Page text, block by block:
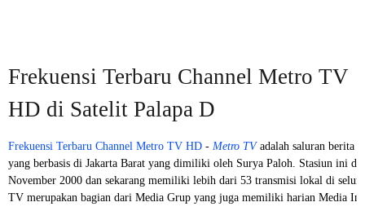
Frekuensi Terbaru Channel Metro TV
HD di Satelit Palapa D
Frekuensi Terbaru Channel Metro TV HD - Metro TVadalah saluran berita
yang berbasis di Jakarta Barat yang dimiliki oleh Surya Paloh. Stasiun ini
November 2000 dan sekarang memiliki lebih dari 53 transmisi lokal di
TV merupakan bagian dari Media Grup yang juga memiliki harian Media